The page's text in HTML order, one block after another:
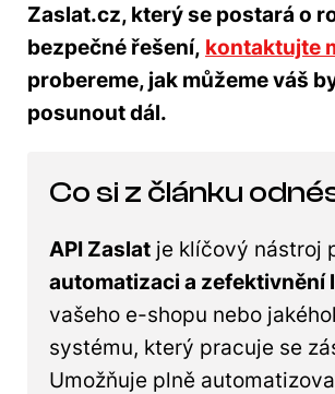
Zaslat.cz, který se postará o
bezpečné řešení, kontaktujte
probereme, jak můžeme váš
posunout dál.
Co si z článku
API Zaslat je klíčový nástroj
automatizaci a zefektivnění
vašeho e-shopu nebo
systému, který pracuje se
Umožňuje plně